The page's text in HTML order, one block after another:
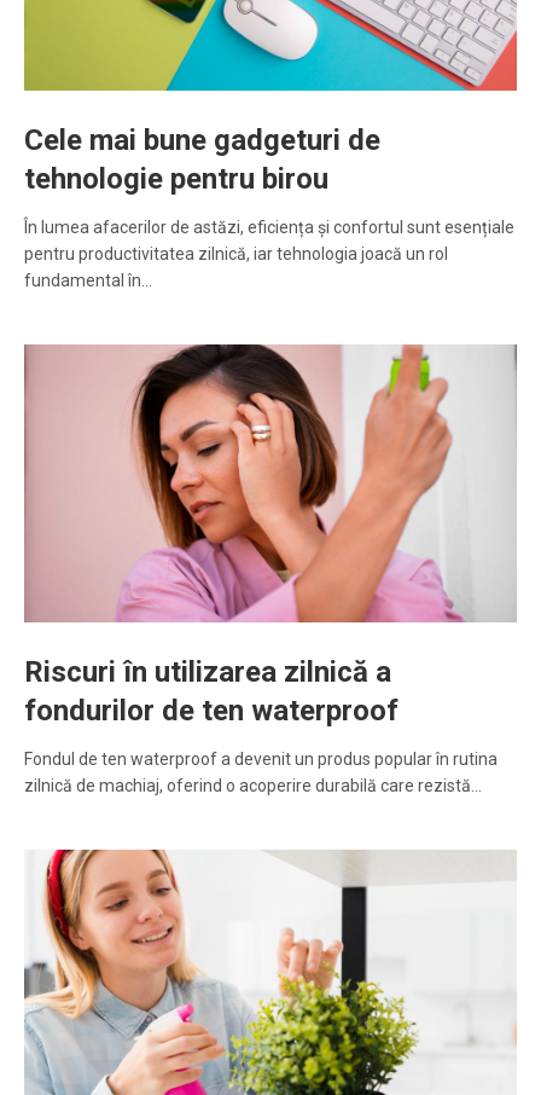
Cele mai bune gadgeturi de
tehnologie pentru birou
În lumea afacerilor de astăzi, eficiența și confortul sunt esențiale
pentru productivitatea zilnică, iar tehnologia joacă un rol
fundamental în…
Riscuri în utilizarea zilnică a
fondurilor de ten waterproof
Fondul de ten waterproof a devenit un produs popular în rutina
zilnică de machiaj, oferind o acoperire durabilă care rezistă…